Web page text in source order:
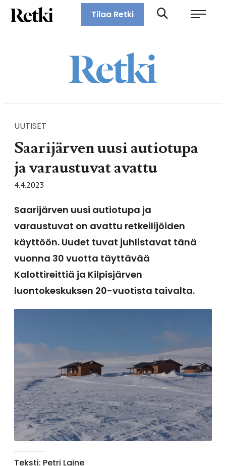
Siirry
suoraan
Retki-lehti
Tilaa Retki
UUTISET
Saarijärven uusi autiotupa
ja varaustuvat avattu
4.4.2023
Saarijärven uusi autiotupa ja
varaustuvat on avattu retkeilijöiden
käyttöön. Uudet tuvat juhlistavat tänä
vuonna 30 vuotta täyttävää
Kalottireittiä ja Kilpisjärven
luontokeskuksen 20-vuotista taivalta.
Teksti: Petri Laine